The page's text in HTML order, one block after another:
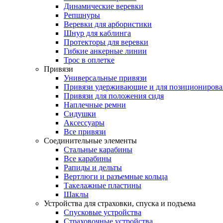
Динамические веревки
Репшнуры
Веревки для арбористики
Шнур для каблинга
Протекторы для веревки
Гибкие анкерные линии
Трос в оплетке
Привязи
Универсальные привязи
Привязи удерживающие и для
Привязи для положения сидя
Наплечные ремни
Сидушки
Аксессуары
Все привязи
Соединительные элементы
Стальные карабины
Все карабины
Рапиды и дельты
Вертлюги и разъемные кольца
Такелажные пластины
Шаклы
Устройства для страховки, спуска и подъема
Спусковые устройства
Страховочные устройства